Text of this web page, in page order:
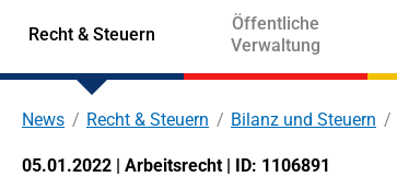
In Seminaren suchen
Recht & Steuern
Öffentliche
Verwaltung
News Recht & Steuern Bilanz und Steuern
05.01.2022 | Arbeitsrecht | ID: 1106891